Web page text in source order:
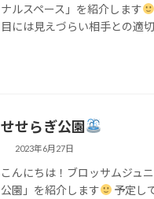
ナルスペース」を紹介します
目には見えづらい相手との適
せせらぎ公園
2023年6月27日
こんにちは！ブロッサムジュ
公園」を紹介します
予定し